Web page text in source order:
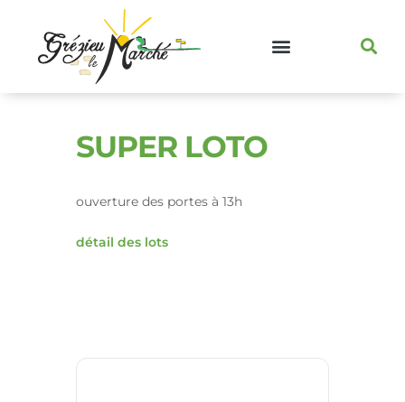
SUPER LOTO
ouverture des portes à 13h
détail des lots